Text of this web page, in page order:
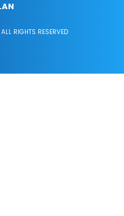
RIGHTS RESERVED